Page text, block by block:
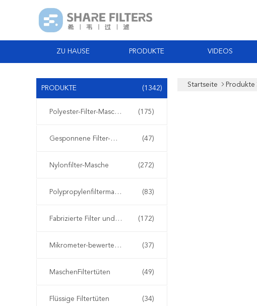
ZU HAUSE PRODUKTE VIDEOS
PRODUKTE (1342)
Polyester-Filter-Masche (175)
Gesponnene Filter-Masche (47)
Nylonfilter-Masche (272)
Polypropylenfiltermasche (83)
Fabrizierte Filter und Schirme (172)
Mikrometer-bewertete Filtertüten (37)
MaschenFiltertüten (49)
Flüssige Filtertüten (34)
Startseite Produkte